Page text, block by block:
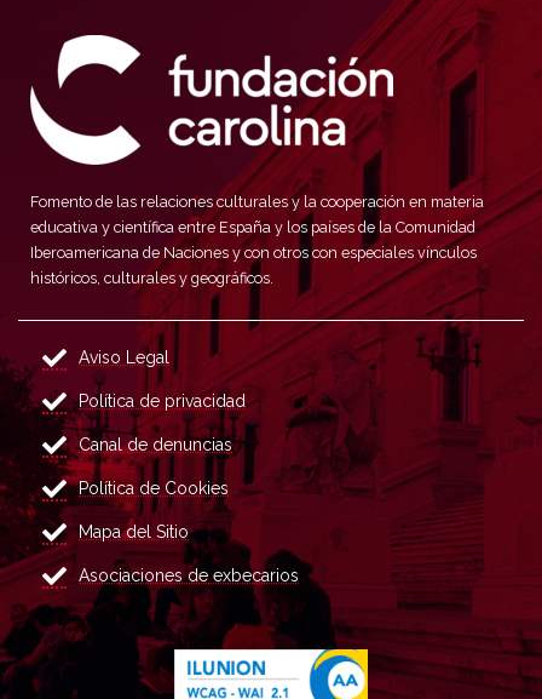
Fomento de las relaciones culturales y la cooperación en materia
educativa y científica entre España y los países de la Comunidad
Iberoamericana de Naciones y con otros con especiales vínculos
históricos, culturales y geográficos.
Aviso Legal
Política de privacidad
Canal de denuncias
Política de Cookies
Mapa del Sitio
Asociaciones de exbecarios